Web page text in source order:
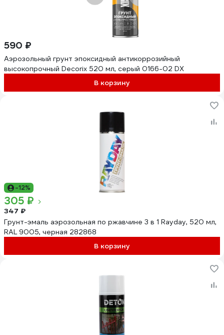
590 ₽
Аэрозольный грунт эпоксидный антикоррозийный
высокопрочный Decorix 520 мл, серый 0166-02 DX
В корзину
-12%
305 ₽
347 ₽
Грунт-эмаль аэрозольная по ржавчине 3 в 1 Rayday, 520 мл,
RAL 9005, черная 282868
В корзину